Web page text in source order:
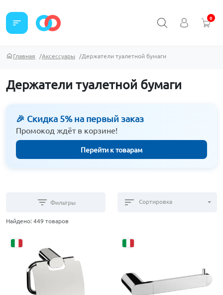
sort 0
Главная Аксессуары Держатели туалетной бумаги
Держатели туалетной бумаги
🎉 Скидка 5% на первый заказ
Промокод ждёт в корзине!
Перейти к товарам
filter_list Фильтры sort Сортировка
Найдено: 449 товаров